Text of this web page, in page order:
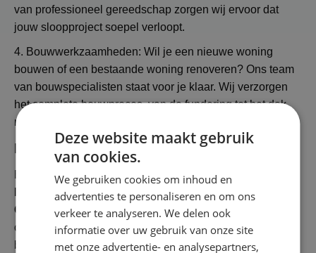
van professioneel gereedschap zorgen wij ervoor dat
jouw sloopproject soepel verloopt.
4. Bouwwerkzaamheden: Wil je een nieuwe woning
bouwen of een bestaande woning renoveren? Ons team
van bouwspecialisten staat voor je klaar. Wij verzorgen
het complete bouwproces, van de fundering tot het dak,
met oog voor detail en vakmanschap.
Neem vandaag nog contact op!
Ben je op zoek naar een allround klussenbedrijf in
Rotterdamdat vakwerk levert?Klusbedrijf CG
Companystaat voor je klaar. Neem vandaag nog
contact met ons op en ontdek wat wij voor jou kunnen
betekenen. Of het nu gaat om kleine reparaties of grote
Deze website maakt gebruik
van cookies.
We gebruiken cookies om inhoud en
advertenties te personaliseren en om ons
verkeer te analyseren. We delen ook
informatie over uw gebruik van onze site
met onze advertentie- en analysepartners,